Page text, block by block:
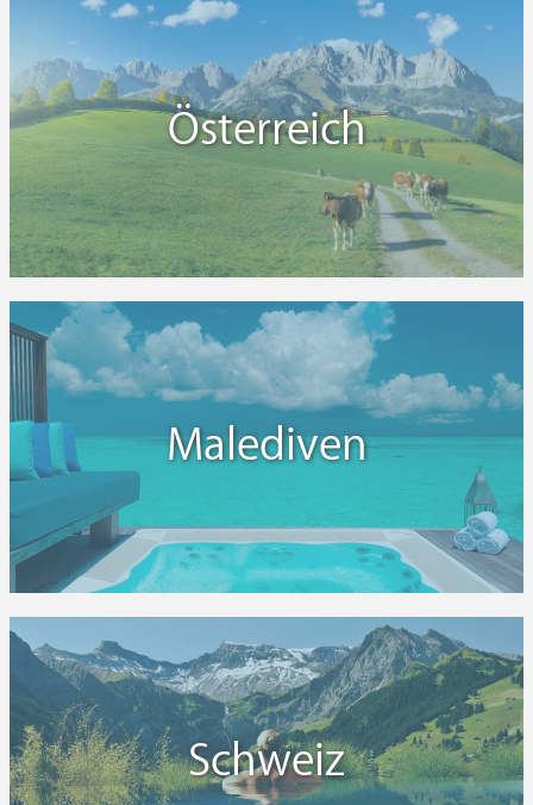
Österreich
Malediven
Schweiz